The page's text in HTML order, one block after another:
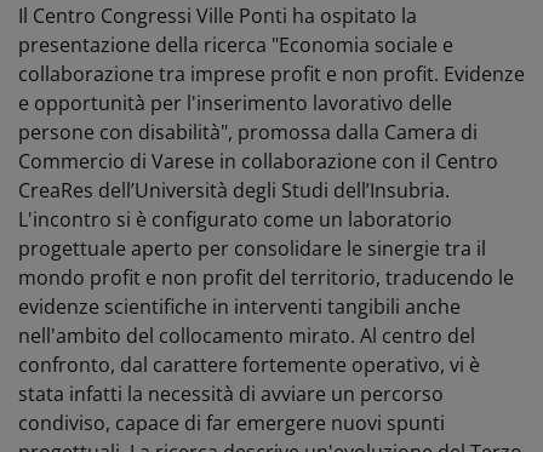
Il Centro Congressi Ville Ponti ha ospitato la
presentazione della ricerca "Economia sociale e
collaborazione tra imprese profit e non profit. Evidenze
e opportunità per l'inserimento lavorativo delle
persone con disabilità", promossa dalla Camera di
Commercio di Varese in collaborazione con il Centro
CreaRes dell’Università degli Studi dell’Insubria.
L'incontro si è configurato come un laboratorio
progettuale aperto per consolidare le sinergie tra il
mondo profit e non profit del territorio, traducendo le
evidenze scientifiche in interventi tangibili anche
nell'ambito del collocamento mirato. Al centro del
confronto, dal carattere fortemente operativo, vi è
stata infatti la necessità di avviare un percorso
condiviso, capace di far emergere nuovi spunti